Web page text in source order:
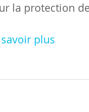
la protection
savoir plus